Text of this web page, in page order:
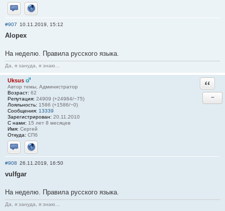
Отправить личное сообщение
Сайт
#907 10.11.2019, 15:12
Alopex
На неделю. Правила русского языка.
Да, я зануда, я знаю...
Uksus
Автор темы, Администратор
Возраст: 62
Репутация: 24909 (+24984/−75)
Лояльность: 1586 (+1586/−0)
Сообщения: 13339
Зарегистрирован: 20.11.2010
С нами: 15 лет 8 месяцев
Имя: Сергей
Откуда: СПб
Отправить личное сообщение
Сайт
−
#908 26.11.2019, 16:50
vulfgar
На неделю. Правила русского языка.
Да, я зануда, я знаю...